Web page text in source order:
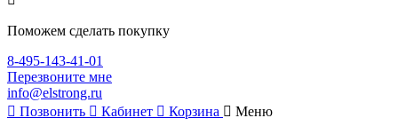
Поможем сделать покупку
8-495-143-41-01
Перезвоните мне
info@elstrong.ru
Позвонить
Кабинет Корзина Меню